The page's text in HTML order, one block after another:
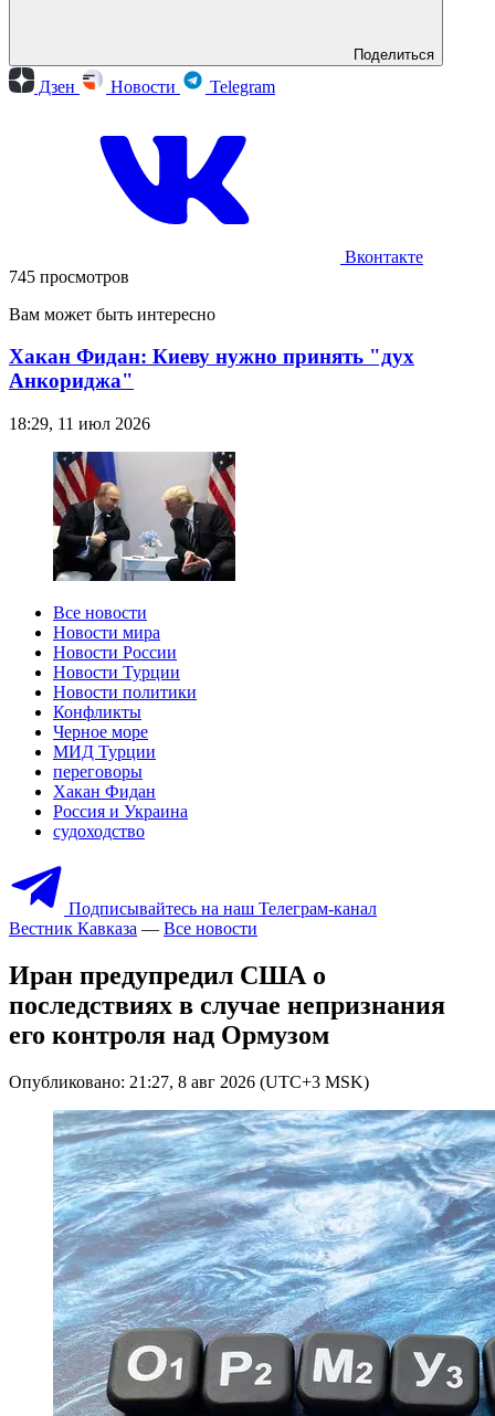
Поделиться
Дзен Новости Telegram
Вконтакте
745 просмотров
Вам может быть интересно
Хакан Фидан: Киеву нужно принять "дух
Анкориджа"
18:29, 11 июл 2026
Все новости
Новости мира
Новости России
Новости Турции
Новости политики
Конфликты
Черное море
МИД Турции
переговоры
Хакан Фидан
Россия и Украина
судоходство
Подписывайтесь на наш Телеграм-канал
Вестник Кавказа — Все новости
Иран предупредил США о
последствиях в случае непризнания
его контроля над Ормузом
Опубликовано: 21:27, 8 авг 2026 (UTC+3 MSK)